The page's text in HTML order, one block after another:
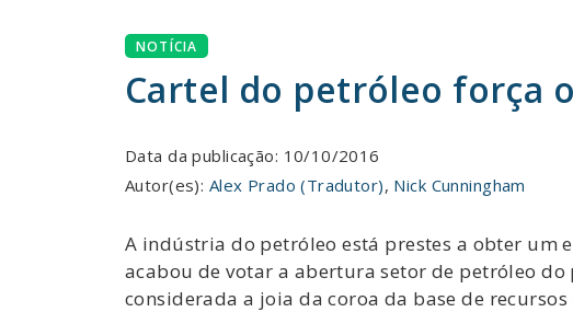
NOTÍCIA
Cartel do petróleo força
Data da publicação: 10/10/2016
Autor(es): Alex Prado (Tradutor), Nick Cunningham
A indústria do petróleo está prestes a obter um
acabou de votar a abertura setor de petróleo
considerada a joia da coroa da base de